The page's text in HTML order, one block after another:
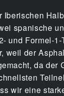
spanische
und Formel-
weil der
da
wir eine